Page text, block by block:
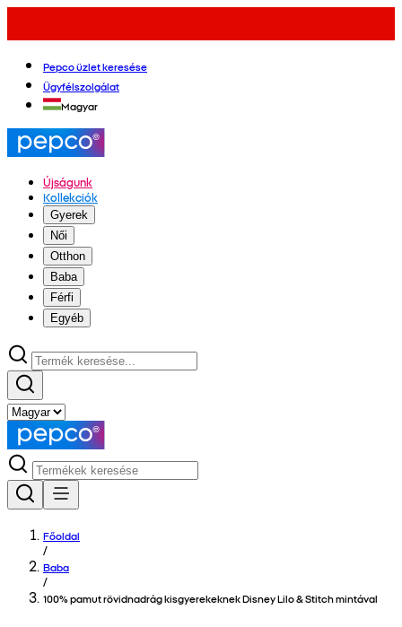
Pepco üzlet keresése
Ügyfélszolgálat
Magyar
Újságunk
Kollekciók
Gyerek
Női
Otthon
Baba
Férfi
Egyéb
Főoldal
/
Baba
/
100% pamut rövidnadrág kisgyerekeknek Disney Lilo & Stitch mintával